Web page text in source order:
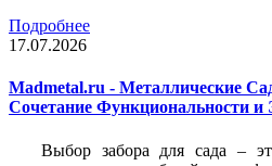
Подробнее
17.07.2026
Madmetal.ru - Металлические
Сочетание Функциональности и
Выбор забора для сада –